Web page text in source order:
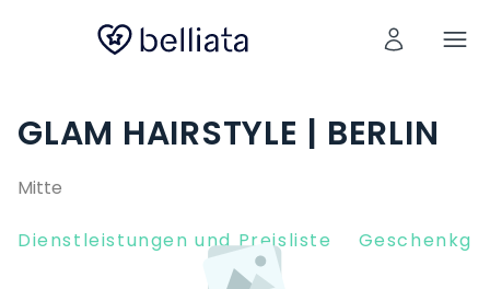
GLAM HAIRSTYLE | BERLIN
Mitte
Dienstleistungen und Preisliste